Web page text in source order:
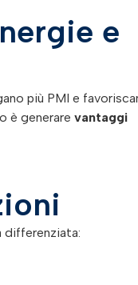
e
più PMI e
è generare vantaggi
differenziata: